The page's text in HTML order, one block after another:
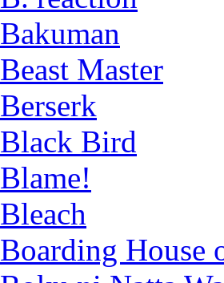
Bakuman
Beast Master
Berserk
Black Bird
Blame!
Bleach
Boarding House